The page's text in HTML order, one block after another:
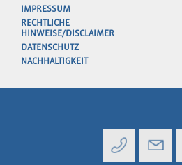
IMPRESSUM
RECHTLICHE
HINWEISE/DISCLAIMER
DATENSCHUTZ
NACHHALTIGKEIT